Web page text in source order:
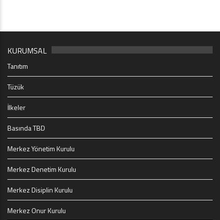
KURUMSAL
Tanıtım
Tüzük
İlkeler
Basında TBD
Merkez Yönetim Kurulu
Merkez Denetim Kurulu
Merkez Disiplin Kurulu
Merkez Onur Kurulu